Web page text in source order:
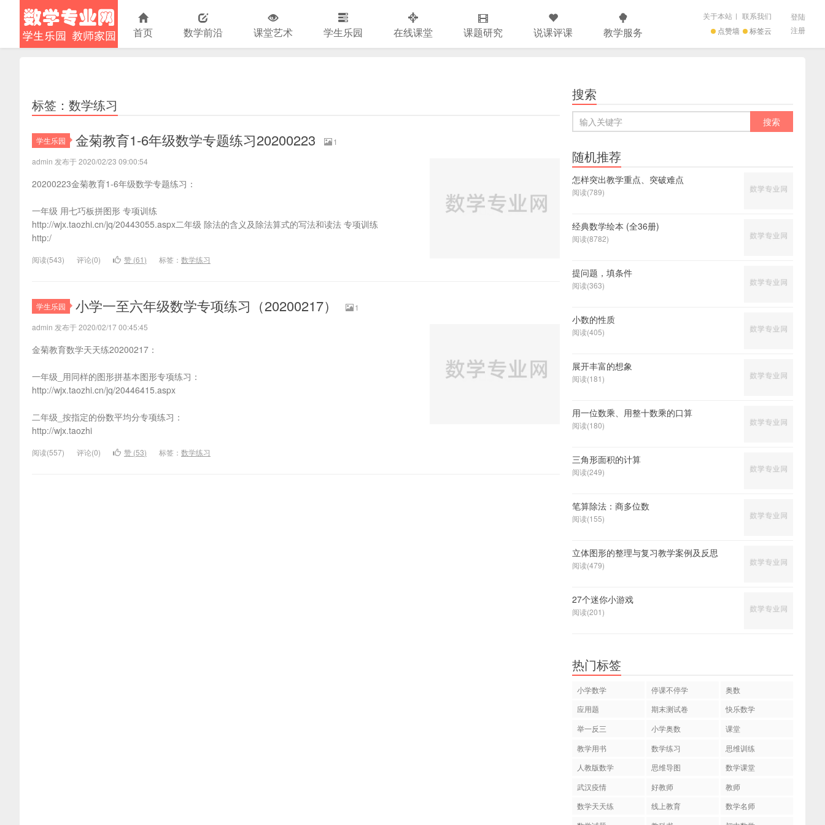
小学数学
首页 数学前沿 课堂艺术 学生乐园 在线课堂 课题研究 说课评课 教学服务 点赞墙 标签云
关于本站 | 联系我们
登陆
注册
标签：数学练习
学生乐园 金菊教育1-6年级数学专题练习20200223
1
admin 发布于 2020/02/23 09:00:54
20200223金菊教育1-6年级数学专题练习：
一年级 用七巧板拼图形 专项训练
http://wjx.taozhi.cn/jq/20443055.aspx二年级 除法的含义及除法算式的写法和读法 专项训练
http:/
阅读(543) 评论(0) 赞 (61) 标签： 数学练习
学生乐园 小学一至六年级数学专项练习（20200217）
1
admin 发布于 2020/02/17 00:45:45
金菊教育数学天天练20200217：
一年级_用同样的图形拼基本图形专项练习：
http://wjx.taozhi.cn/jq/20446415.aspx
二年级_按指定的份数平均分专项练习：
http://wjx.taozhi
阅读(557) 评论(0) 赞 (53) 标签： 数学练习
搜索
随机推荐
怎样突出教学重点、突破难点
阅读(789)
经典数学绘本 (全36册)
阅读(8782)
提问题，填条件
阅读(363)
小数的性质
阅读(405)
展开丰富的想象
阅读(181)
用一位数乘、用整十数乘的口算
阅读(180)
三角形面积的计算
阅读(249)
笔算除法：商多位数
阅读(155)
立体图形的整理与复习教学案例及反思
阅读(479)
27个迷你小游戏
阅读(201)
热门标签
小学数学 停课不停学
奥数
应用题
期末测试卷
快乐数学
举一反三
小学奥数
课堂
教学用书
数学练习
思维训练
人教版数学
思维导图
数学课堂
武汉疫情
好教师
教师
数学天天练
线上教育
数学名师